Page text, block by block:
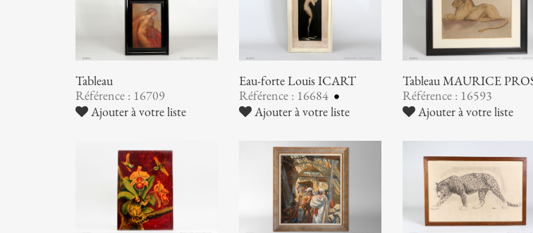
Tableau
Référence : 16709
Ajouter à votre liste
Eau-forte Louis ICART
Référence : 16684
Ajouter à votre liste
Tableau MAURICE
Référence : 16593
Ajouter à votre liste